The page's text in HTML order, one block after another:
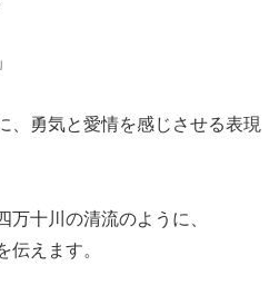
、勇気と愛情を感じさせる表現
十川の清流のように、
伝えます。